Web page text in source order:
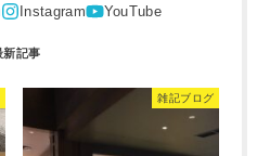
雑記ブログ